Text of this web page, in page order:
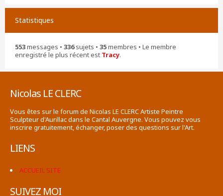
Statistiques
553messages • 336sujets • 35membres • Le membre
enregistré le plus récent est Tracy.
Nicolas LE CLERC
Vous êtes sur le forum de Nicolas LE CLERC Artiste Peintre
Sculpteur d'Aurillac dans le Cantal Auvergne. Vous pouvez vous
inscrire gratuitement, échanger, poser des questions sur l'Art.
LIENS
ACCUEIL SITE
SUIVEZ MOI